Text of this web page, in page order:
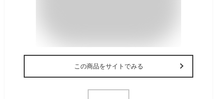
この商品をサイトでみる